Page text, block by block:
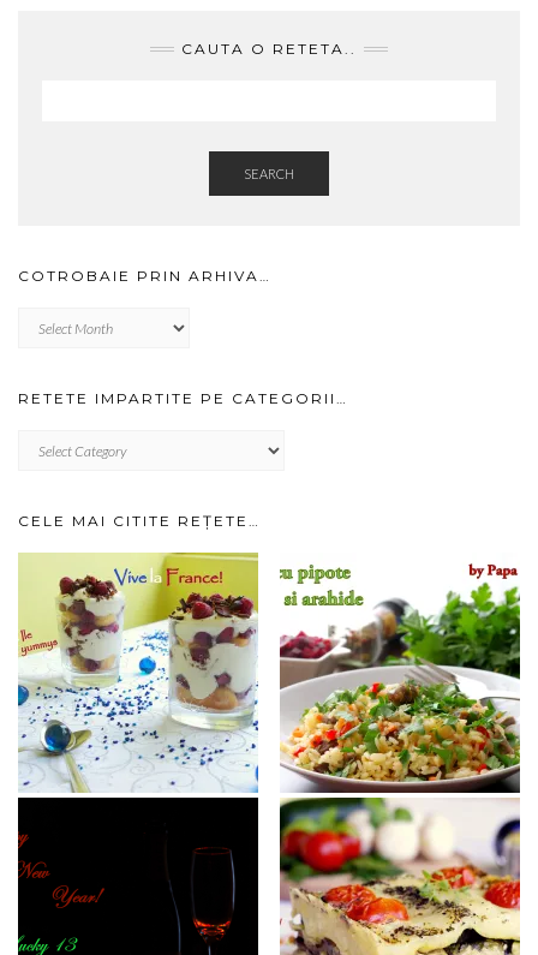
CAUTA O RETETA..
SEARCH
COTROBAIE PRIN ARHIVA…
prin
RETETE IMPARTITE PE CATEGORII…
IMPARTITE
CELE MAI CITITE REȚETE…